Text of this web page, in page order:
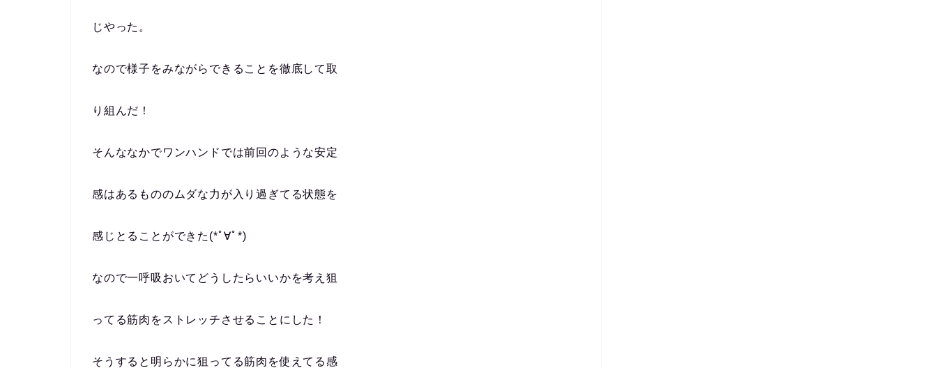
じやった。
なので様子をみながらできることを徹底して取
り組んだ！
そんななかでワンハンドでは前回のような安定
感はあるもののムダな力が入り過ぎてる状態を
感じとることができた(*ﾟ∀ﾟ*)
なので一呼吸おいてどうしたらいいかを考え狙
ってる筋肉をストレッチさせることにした！
そうすると明らかに狙ってる筋肉を使えてる感